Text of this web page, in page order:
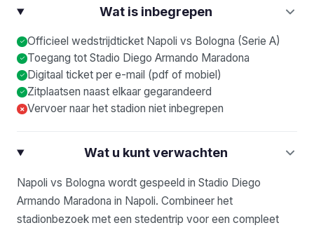
Wat is inbegrepen
Officieel wedstrijdticket Napoli vs Bologna (Serie A)
Toegang tot Stadio Diego Armando Maradona
Digitaal ticket per e-mail (pdf of mobiel)
Zitplaatsen naast elkaar gegarandeerd
× Vervoer naar het stadion niet inbegrepen
Wat u kunt verwachten
Napoli vs Bologna wordt gespeeld in Stadio Diego
Armando Maradona in Napoli. Combineer het
stadionbezoek met een stedentrip voor een compleet